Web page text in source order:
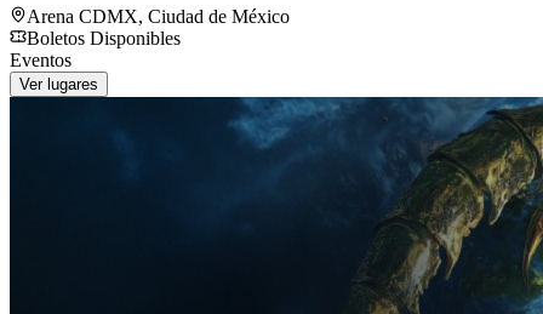
Arena CDMX, Ciudad de México
Boletos Disponibles
Eventos
Ver lugares